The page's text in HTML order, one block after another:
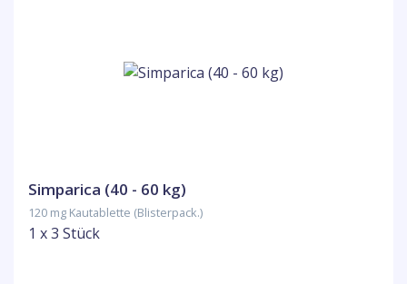
Simparica (40 - 60 kg)
120 mg Kautablette (Blisterpack.)
1 x 3 Stück